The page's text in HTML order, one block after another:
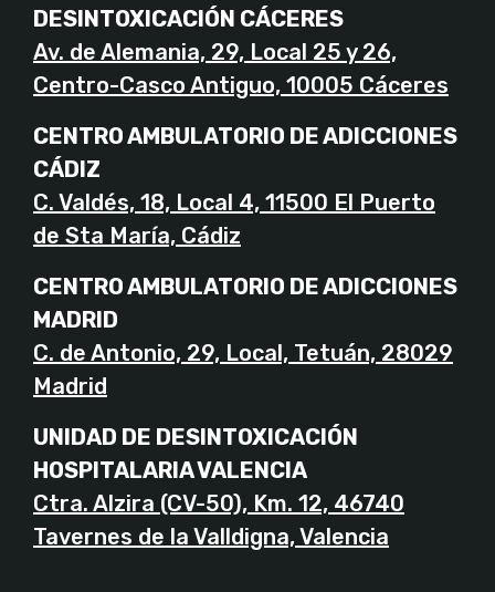
DESINTOXICACIÓN CÁCERES
Av. de Alemania, 29, Local 25 y 26,
Centro-Casco Antiguo, 10005 Cáceres
CENTRO AMBULATORIO DE ADICCIONES
CÁDIZ
C. Valdés, 18, Local 4, 11500 El Puerto
de Sta María, Cádiz
CENTRO AMBULATORIO DE ADICCIONES
MADRID
C. de Antonio, 29, Local, Tetuán, 28029
Madrid
UNIDAD DE DESINTOXICACIÓN
HOSPITALARIA VALENCIA
Ctra. Alzira (CV-50), Km. 12, 46740
Tavernes de la Valldigna, Valencia